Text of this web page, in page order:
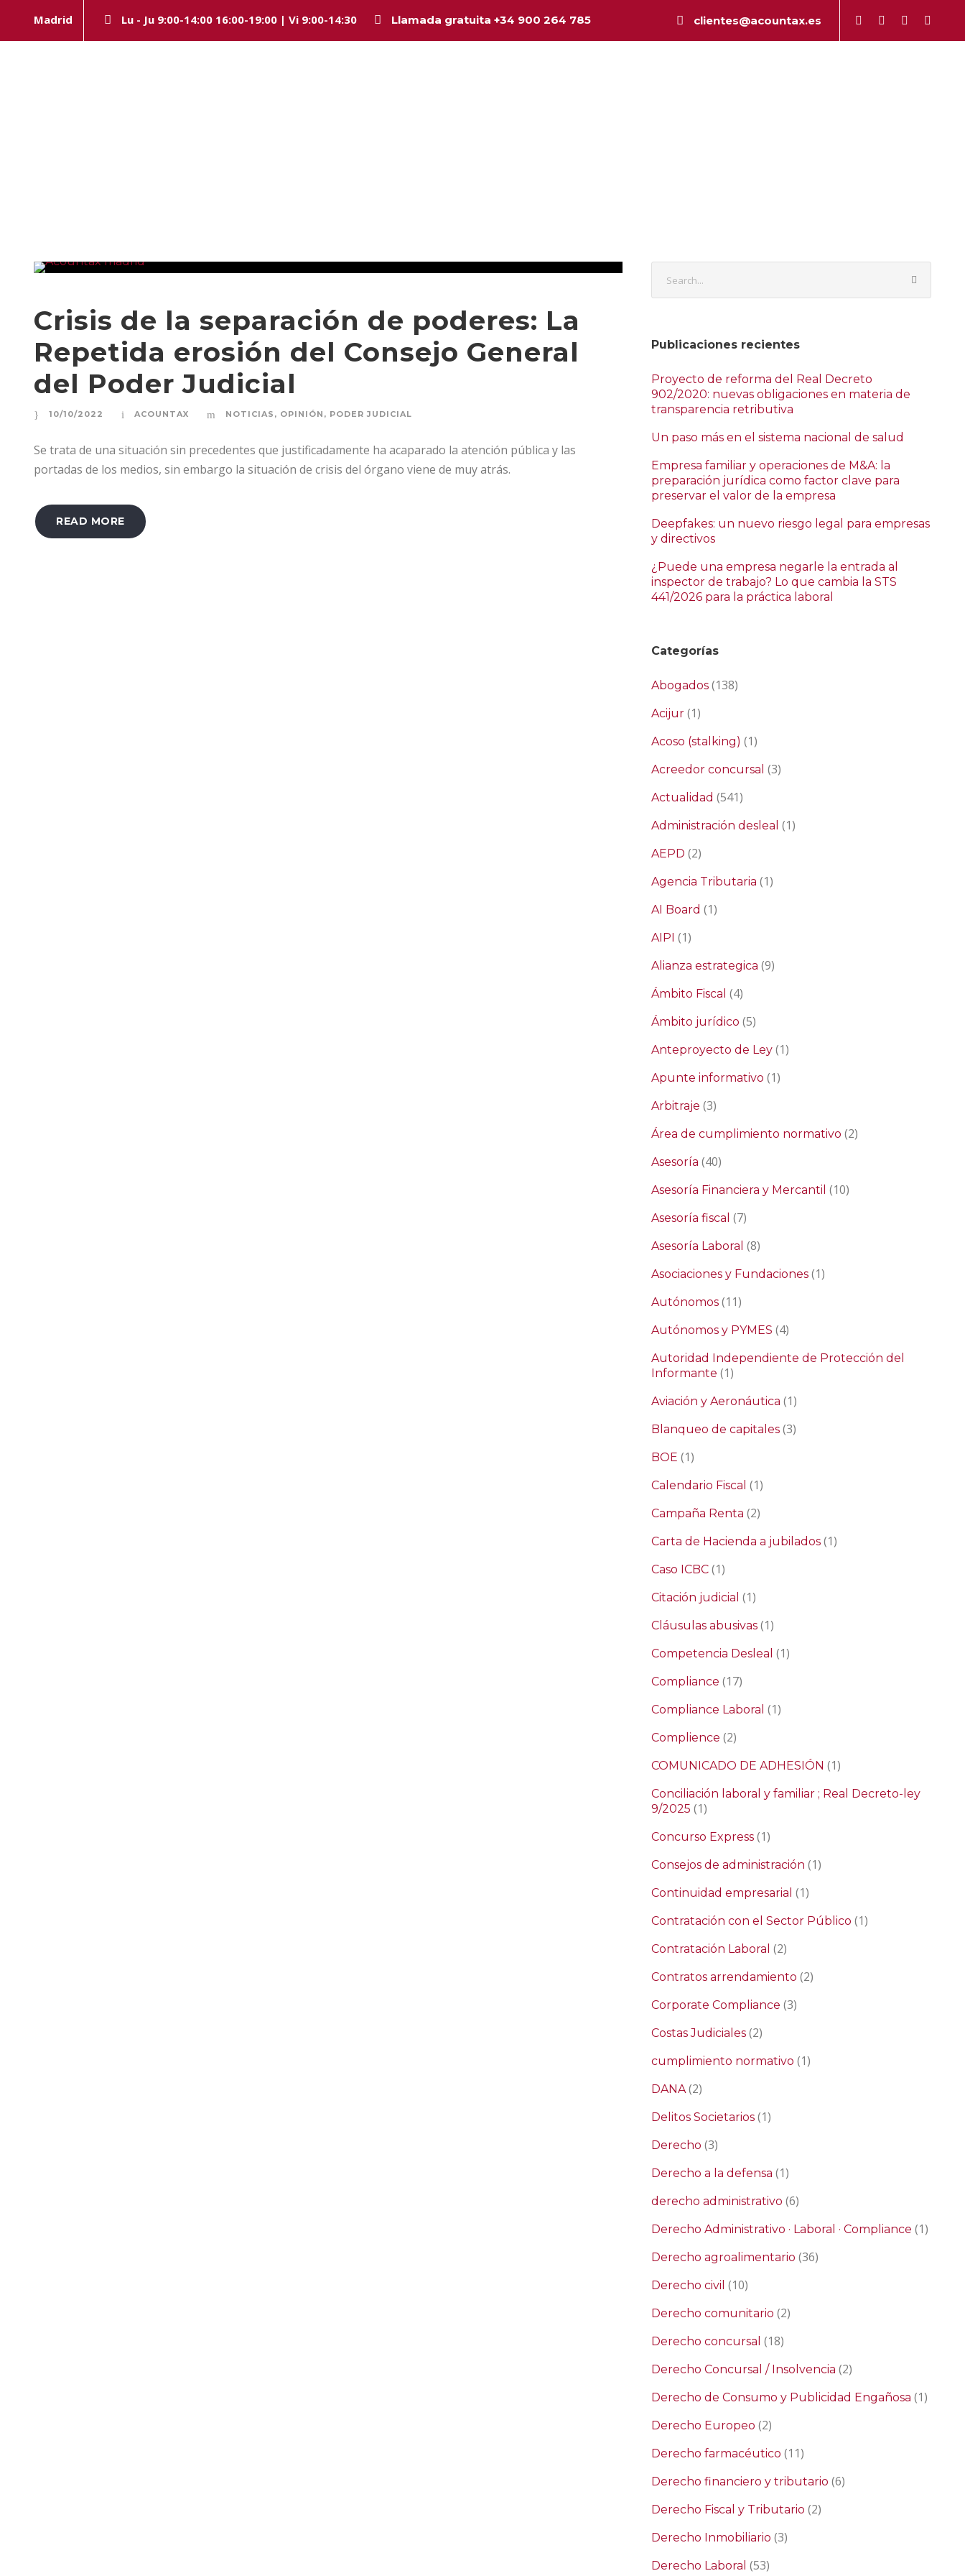
Madrid Lu - Ju 9:00-14:00 16:00-19:00 | Vi 9:00-14:30 Llamada gratuita +34 900 264 785 clientes@acountax.es
Crisis de la separación de poderes: La
Repetida erosión del Consejo General
del Poder Judicial
10/10/2022 ACOUNTAX NOTICIAS , OPINIÓN , PODER JUDICIAL
Se trata de una situación sin precedentes que justificadamente ha acaparado la atención pública y las
portadas de los medios, sin embargo la situación de crisis del órgano viene de muy atrás.
READ MORE
Publicaciones recientes
Proyecto de reforma del Real Decreto
902/2020: nuevas obligaciones en materia de
transparencia retributiva
Un paso más en el sistema nacional de salud
Empresa familiar y operaciones de M&A: la
preparación jurídica como factor clave para
preservar el valor de la empresa
Deepfakes: un nuevo riesgo legal para empresas
y directivos
¿Puede una empresa negarle la entrada al
inspector de trabajo? Lo que cambia la STS
441/2026 para la práctica laboral
Categorías
Abogados (138)
Acijur (1)
Acoso (stalking) (1)
Acreedor concursal (3)
Actualidad (541)
Administración desleal (1)
AEPD (2)
Agencia Tributaria (1)
AI Board (1)
AIPI (1)
Alianza estrategica (9)
Ámbito Fiscal (4)
Ámbito jurídico (5)
Anteproyecto de Ley (1)
Apunte informativo (1)
Arbitraje (3)
Área de cumplimiento normativo (2)
Asesoría (40)
Asesoría Financiera y Mercantil (10)
Asesoría fiscal (7)
Asesoría Laboral (8)
Asociaciones y Fundaciones (1)
Autónomos (11)
Autónomos y PYMES (4)
Autoridad Independiente de Protección del
Informante (1)
Aviación y Aeronáutica (1)
Blanqueo de capitales (3)
BOE (1)
Calendario Fiscal (1)
Campaña Renta (2)
Carta de Hacienda a jubilados (1)
Caso ICBC (1)
Citación judicial (1)
Cláusulas abusivas (1)
Competencia Desleal (1)
Compliance (17)
Compliance Laboral (1)
Complience (2)
COMUNICADO DE ADHESIÓN (1)
Conciliación laboral y familiar ; Real Decreto-ley
9/2025 (1)
Concurso Express (1)
Consejos de administración (1)
Continuidad empresarial (1)
Contratación con el Sector Público (1)
Contratación Laboral (2)
Contratos arrendamiento (2)
Corporate Compliance (3)
Costas Judiciales (2)
cumplimiento normativo (1)
DANA(2)
Delitos Societarios (1)
Derecho (3)
Derecho a la defensa (1)
derecho administrativo (6)
Derecho Administrativo · Laboral · Compliance (1)
Derecho agroalimentario (36)
Derecho civil (10)
Derecho comunitario (2)
Derecho concursal (18)
Derecho Concursal / Insolvencia (2)
Derecho de Consumo y Publicidad Engañosa (1)
Derecho Europeo (2)
Derecho farmacéutico (11)
Derecho financiero y tributario (6)
Derecho Fiscal y Tributario (2)
Derecho Inmobiliario (3)
Derecho Laboral (53)